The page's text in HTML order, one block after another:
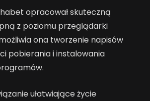
opracował skuteczną
z poziomu przeglądarki
ona tworzenie napisów
pobierania i instalowania
ułatwiające życie